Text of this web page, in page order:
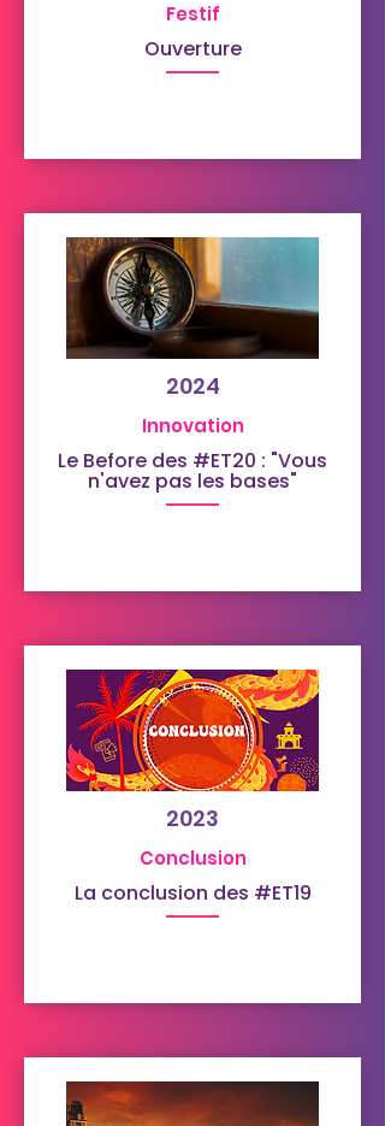
Festif
Ouverture
2024
Innovation
Le Before des #ET20 : "Vous
n'avez pas les bases"
2023
Conclusion
La conclusion des #ET19